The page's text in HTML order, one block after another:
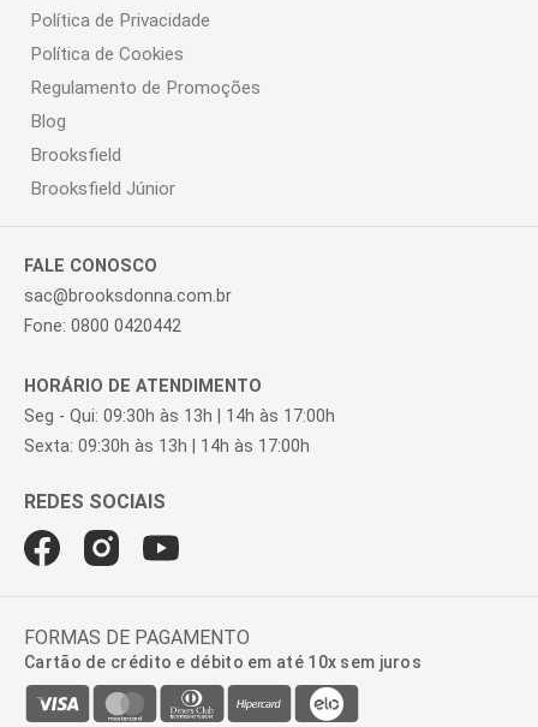
Política de Privacidade
Política de Cookies
Regulamento de Promoções
Blog
Brooksfield
Brooksfield Júnior
FALE CONOSCO
sac@brooksdonna.com.br
Fone: 0800 0420442
HORÁRIO DE ATENDIMENTO
Seg - Qui: 09:30h às 13h | 14h às 17:00h
Sexta: 09:30h às 13h | 14h às 17:00h
FORMAS DE PAGAMENTO
Cartão de crédito e débito em até 10x sem juros